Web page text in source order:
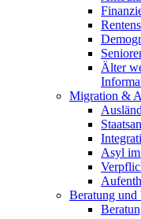
Älter
Migration &
Asyl
Beratung und